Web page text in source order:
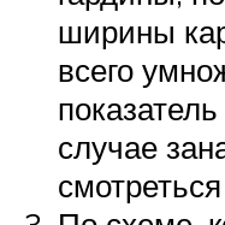
ширины
всего
случае